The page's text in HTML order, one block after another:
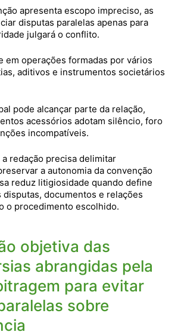
apresenta escopo impreciso, as
disputas paralelas apenas para
julgará o conflito.
em operações formadas por vários
aditivos e instrumentos societários
pode alcançar parte da relação,
acessórios adotam silêncio, foro
incompatíveis.
redação precisa delimitar
a autonomia da convenção
reduz litigiosidade quando define
disputas, documentos e relações
o procedimento escolhido.
objetiva das
abrangidas pela
para evitar
sobre